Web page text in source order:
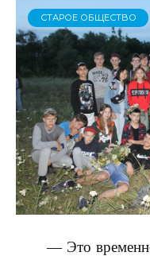
СТАРОЕ ОБЩЕСТВО
— Это